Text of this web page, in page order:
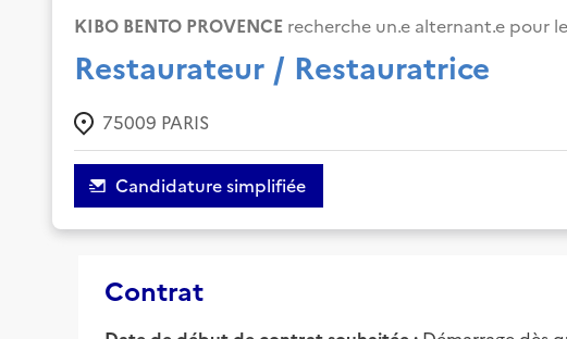
KIBO BENTO PROVENCE recherche un.e alternant.e pour
Restaurateur / Restauratrice
75009 PARIS
Candidature simplifiée
Contrat